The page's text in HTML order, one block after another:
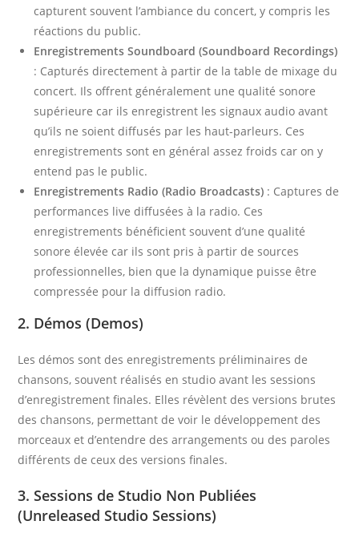
capturent souvent l’ambiance du concert, y compris les
réactions du public.
Enregistrements Soundboard (Soundboard Recordings)
: Capturés directement à partir de la table de mixage du
concert. Ils offrent généralement une qualité sonore
supérieure car ils enregistrent les signaux audio avant
qu’ils ne soient diffusés par les haut-parleurs. Ces
enregistrements sont en général assez froids car on y
entend pas le public.
Enregistrements Radio (Radio Broadcasts) : Captures de
performances live diffusées à la radio. Ces
enregistrements bénéficient souvent d’une qualité
sonore élevée car ils sont pris à partir de sources
professionnelles, bien que la dynamique puisse être
compressée pour la diffusion radio.
2. Démos (Demos)
Les démos sont des enregistrements préliminaires de
chansons, souvent réalisés en studio avant les sessions
d’enregistrement finales. Elles révèlent des versions brutes
des chansons, permettant de voir le développement des
morceaux et d’entendre des arrangements ou des paroles
différents de ceux des versions finales.
3. Sessions de Studio Non Publiées
(Unreleased Studio Sessions)